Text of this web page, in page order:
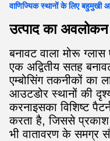
वाणिज्यिक स्थानों के लिए बहुमुखी
उत्पाद का अवलोकन
बनावट वाला मोरू
एक अद्वितीय सतह
एम्बोसिंग तकनीकों का
आउटडोर स्थानों की
करनाइसका विशिष्ट
करता है, जिससे प्रकाश
भी वातावरण के समग्र